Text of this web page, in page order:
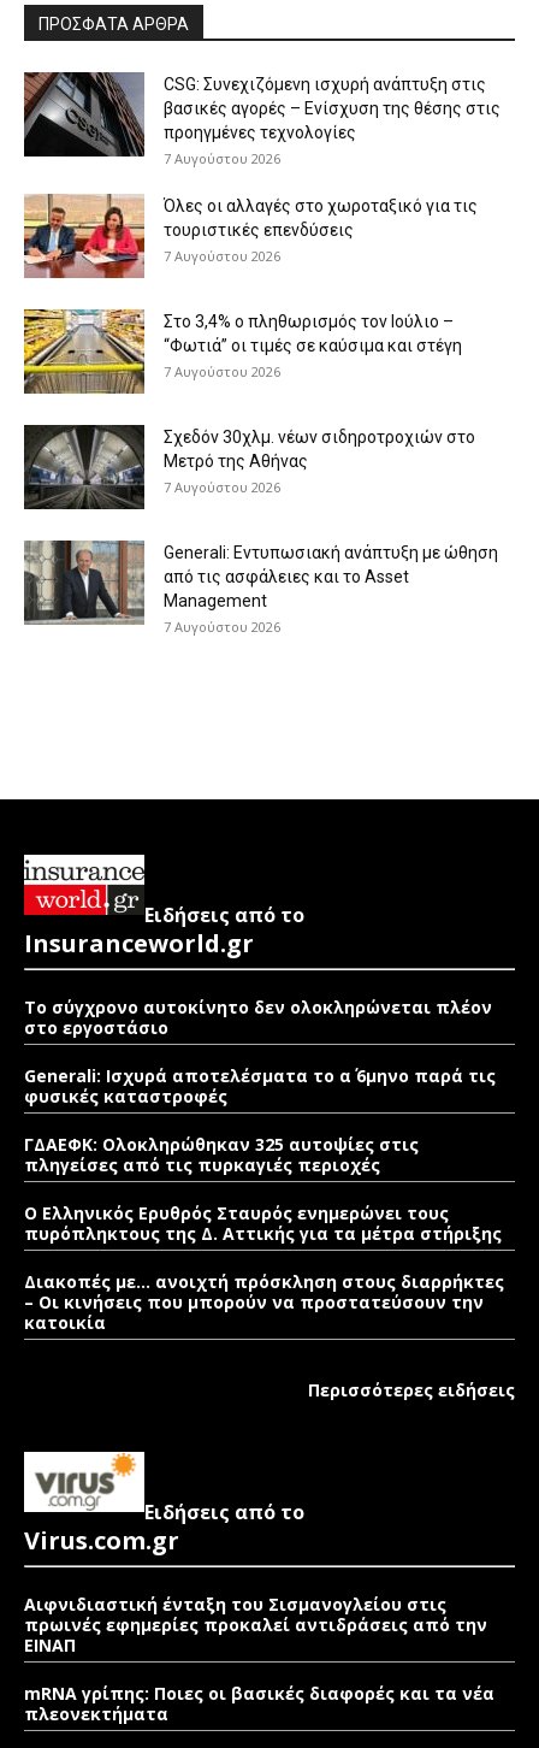
ΠΡΟΣΦΑΤΑ ΑΡΘΡΑ
CSG: Συνεχιζόμενη ισχυρή ανάπτυξη στις
βασικές αγορές – Ενίσχυση της θέσης στις
προηγμένες τεχνολογίες
7 Αυγούστου 2026
Όλες οι αλλαγές στο χωροταξικό για τις
τουριστικές επενδύσεις
7 Αυγούστου 2026
Στο 3,4% ο πληθωρισμός τον Ιούλιο –
“Φωτιά” οι τιμές σε καύσιμα και στέγη
7 Αυγούστου 2026
Σχεδόν 30χλμ. νέων σιδηροτροχιών στο
Μετρό της Αθήνας
7 Αυγούστου 2026
Generali: Eντυπωσιακή ανάπτυξη με ώθηση
από τις ασφάλειες και το Asset
Management
7 Αυγούστου 2026
Ειδήσεις από το
Insuranceworld.gr
Το σύγχρονο αυτοκίνητο δεν ολοκληρώνεται πλέον
στο εργοστάσιο
Generali: Ισχυρά αποτελέσματα το α΄ 6μηνο παρά τις
φυσικές καταστροφές
ΓΔΑΕΦΚ: Ολοκληρώθηκαν 325 αυτοψίες στις
πληγείσες από τις πυρκαγιές περιοχές
Ο Ελληνικός Ερυθρός Σταυρός ενημερώνει τους
πυρόπληκτους της Δ. Αττικής για τα μέτρα στήριξης
Διακοπές με… ανοιχτή πρόσκληση στους διαρρήκτες
– Οι κινήσεις που μπορούν να προστατεύσουν την
κατοικία
Περισσότερες ειδήσεις
Ειδήσεις από το
Virus.com.gr
Αιφνιδιαστική ένταξη του Σισμανογλείου στις
πρωινές εφημερίες προκαλεί αντιδράσεις από την
ΕΙΝΑΠ
mRNA γρίπης: Ποιες οι βασικές διαφορές και τα νέα
πλεονεκτήματα